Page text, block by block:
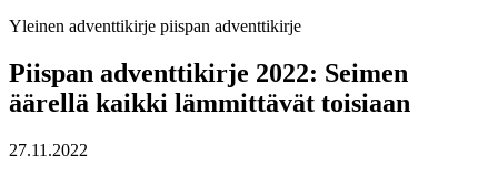
Yleinen adventtikirje piispan adventtikirje
Piispan adventtikirje 2022: Seimen
äärellä kaikki lämmittävät toisiaan
27.11.2022